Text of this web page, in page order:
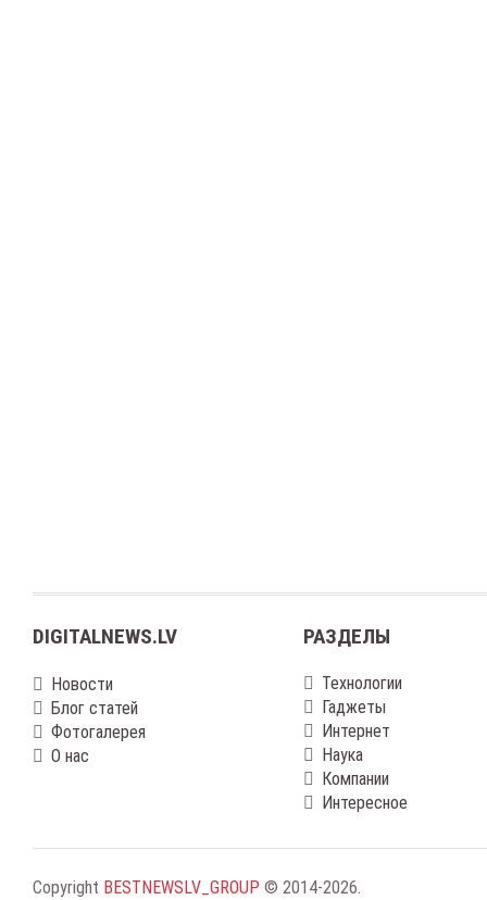
DIGITALNEWS.LV
Новости
Блог статей
Фотогалерея
О нас
РАЗДЕЛЫ
Технологии
Гаджеты
Интернет
Наука
Компании
Интересное
Copyright BESTNEWSLV_GROUP © 2014-2026.